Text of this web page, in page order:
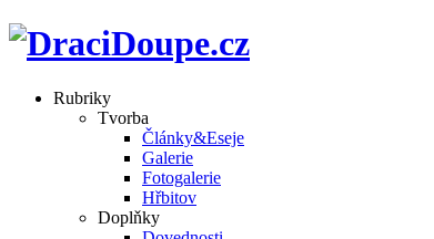
Rubriky
Tvorba
Články&Eseje
Galerie
Fotogalerie
Hřbitov
Doplňky